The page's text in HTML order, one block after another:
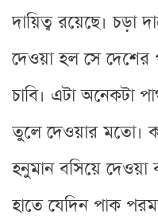
দায়িত্ব রয়েছে। চড়া
দেওয়া হল সে দেশের
চাবি। এটা অনেকটা
তুলে দেওয়ার মতো।
হনুমান বসিয়ে দেওয়া
হাতে যেদিন পাক